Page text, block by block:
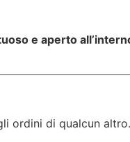
e aperto
ordini di qualcun altro.